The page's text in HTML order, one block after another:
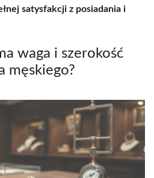
satysfakcji z posiadania i
waga i szerokość
męskiego?